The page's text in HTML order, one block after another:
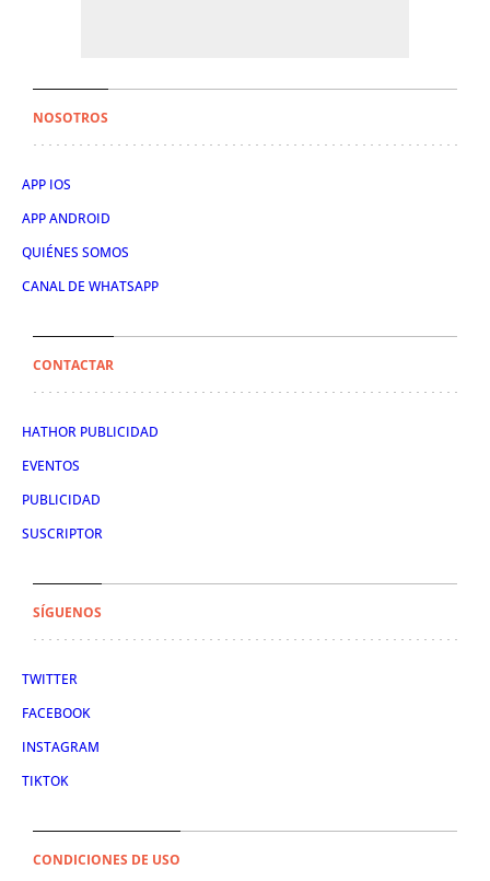
NOSOTROS
APP IOS
APP ANDROID
QUIÉNES SOMOS
CANAL DE WHATSAPP
CONTACTAR
HATHOR PUBLICIDAD
EVENTOS
PUBLICIDAD
SUSCRIPTOR
SÍGUENOS
TWITTER
FACEBOOK
INSTAGRAM
TIKTOK
CONDICIONES DE USO